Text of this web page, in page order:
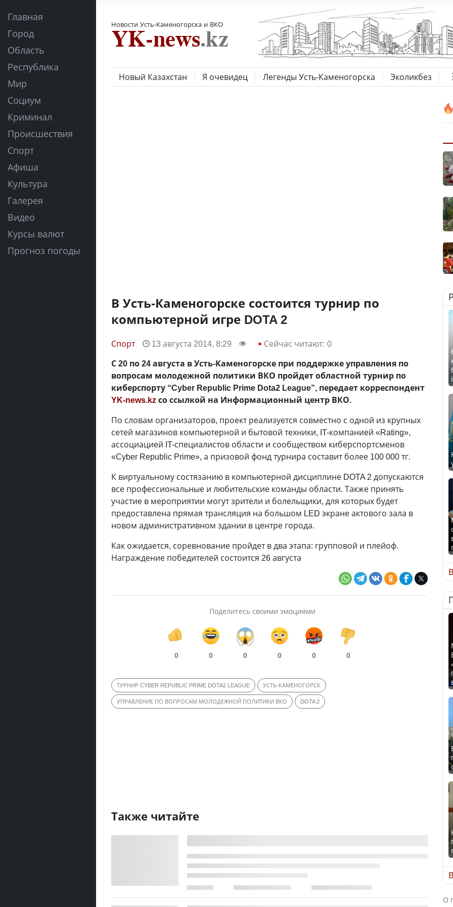
Главная
Город
Область
Республика
Мир
Социум
Криминал
Происшествия
Спорт
Афиша
Культура
Галерея
Видео
Курсы валют
Прогноз погоды
Новости Усть-Каменогорска и ВКО
Новый Казахстан Я очевидец Легенды Усть-Каменогорска Эколикбез
В Усть-Каменогорске состоится турнир по
компьютерной игре DOTA 2
Спорт 13 августа 2014, 8:29 Сейчас читают: 0
С 20 по 24 августа в Усть-Каменогорске при поддержке управления по
вопросам молодежной политики ВКО пройдет областной турнир по
киберспорту “Cyber Republic Prime Dota2 League”, передает корреспондент
YK-news.kzсо ссылкой на Информационный центр ВКО.
По словам организаторов, проект реализуется совместно с одной из крупных
сетей магазинов компьютерной и бытовой техники, IT-компанией «Rating»,
ассоциацией IT-специалистов области и сообществом киберспортсменов
«Cyber Republic Prime», а призовой фонд турнира составит более 100 000 тг.
К виртуальному состязанию в компьютерной дисциплине DOTA 2 допускаются
все профессиональные и любительские команды области. Также принять
участие в мероприятии могут зрители и болельщики, для которых будет
предоставлена прямая трансляция на большом LED экране актового зала в
новом административном здании в центре города.
Как ожидается, соревнование пройдет в два этапа: групповой и плейоф.
Награждение победителей состоится 26 августа
Поделитесь своими эмоциями
0 0 0 0 0 0
ТУРНИР CYBER REPUBLIC PRIME DOTA2 LEAGUE УСТЬ-КАМЕНОГОРСК
УПРАВЛЕНИЕ ПО ВОПРОСАМ МОЛОДЕЖНОЙ ПОЛИТИКИ ВКО DOTA 2
Также читайте
О